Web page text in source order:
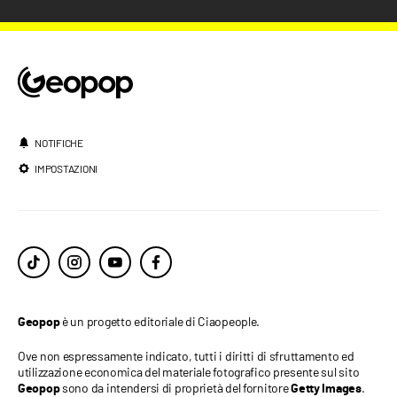
NOTIFICHE
IMPOSTAZIONI
Geopopè un progetto editoriale di Ciaopeople.
Ove non espressamente indicato, tutti i diritti di sfruttamento ed
utilizzazione economica del materiale fotografico presente sul sito
Geopopsono da intendersi di proprietà del fornitoreGetty Images.